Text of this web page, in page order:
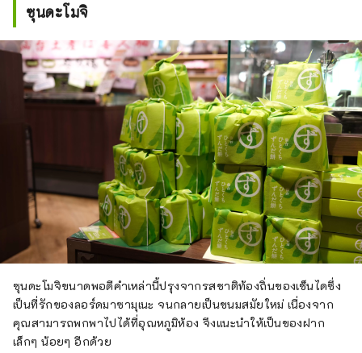
ซุนดะโมจิ
ซุนดะโมจิขนาดพอดีคำเหล่านี้ปรุงจากรสชาติท้องถิ่นของเซ็นไดซึ่ง
เป็นที่รักของลอร์ดมาซามุเนะ จนกลายเป็นขนมสมัยใหม่ เนื่องจาก
คุณสามารถพกพาไปได้ที่อุณหภูมิห้อง จึงแนะนำให้เป็นของฝาก
เล็กๆ น้อยๆ อีกด้วย